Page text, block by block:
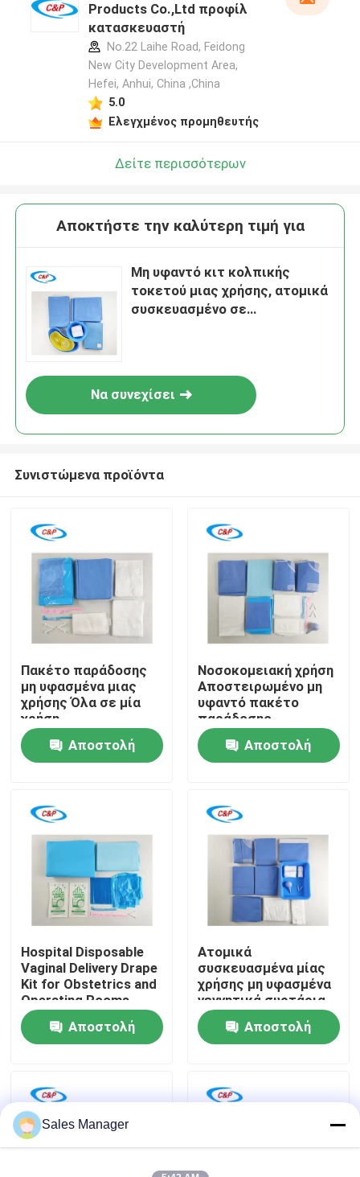
Σπίτι
Προϊόντα
Βίντεο
Σχετικά με εμάς
Επισκεψή εργοστασίου
Έλεγχος ποιότητας
Ειδήσεις
Products Co.,Ltd προφίλ
κατασκευαστή
No.22 Laihe Road, Feidong
New City Development Area,
Hefei, Anhui, China ,China
5.0
Ελεγχμένος προμηθευτής
Δείτε περισσότερων
Αποκτήστε την καλύτερη τιμή για
Μη υφαντό κιτ κολπικής
τοκετού μιας χρήσης, ατομικά
συσκευασμένο σε
Να συνεχίσει
Συνιστώμενα προϊόντα
Πακέτο παράδοσης
μη υφασμένα μιας
χρήσης Όλα σε μία
χρήση
Αποστειρωμένο
μαιευτικό
χειρουργικό κιτ μιας
Αποστολή
Νοσοκομειακή χρήση
Αποστειρωμένο μη
υφαντό πακέτο
παράδοσης
μητρότητας Κιτ
μαιευτικής
επέμβασης
Αποστολή
Hospital Disposable
Vaginal Delivery Drape
Kit for Obstetrics and
Operating Rooms
Αποστολή
Ατομικά
συσκευασμένα μίας
χρήσης μη υφασμένα
γεννητικά συρτάρια
για αποστειρωμένο
φράγμαΑποστολή
Sales Manager